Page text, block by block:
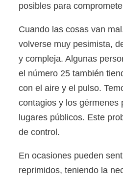
posibles para
Cuando las cosas van
volverse muy pesimista,
y compleja. Algunas
el número 25 también
con el aire y el pulso.
contagios y los gérmenes
lugares públicos. Este
de control.
En ocasiones pueden
reprimidos, teniendo la